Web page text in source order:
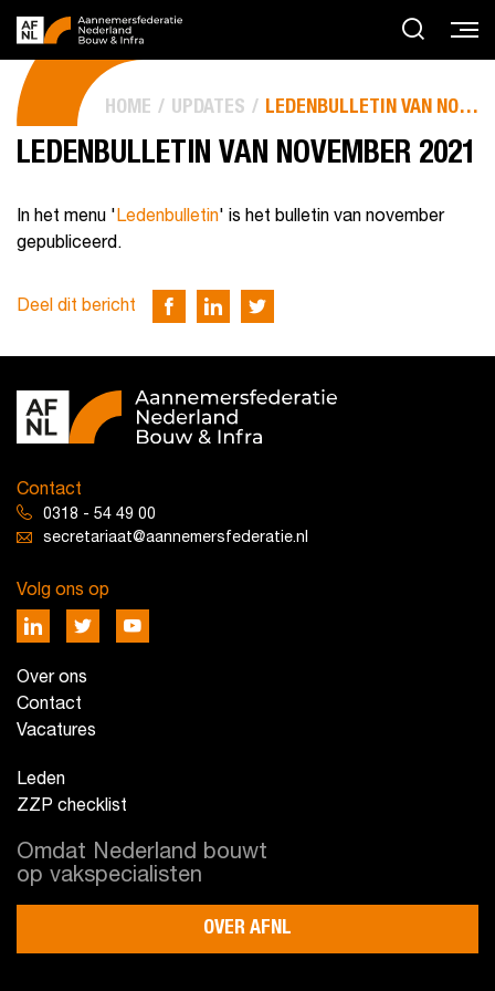
HOME UPDATES LEDENBULLETIN VAN NOVEMBER 2021
LEDENBULLETIN VAN NOVEMBER 2021
In het menu ' Ledenbulletin' is het bulletin van november
gepubliceerd.
Deel dit bericht
Contact
0318 - 54 49 00
secretariaat@aannemersfederatie.nl
Volg ons op
Over ons
Contact
Vacatures
Leden
ZZP checklist
Omdat Nederland bouwt
op vakspecialisten
OVER AFNL